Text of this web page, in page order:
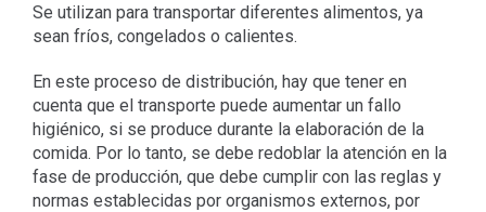
Se utilizan para transportar diferentes alimentos, ya
sean fríos, congelados o calientes.
En este proceso de distribución, hay que tener en
cuenta que el transporte puede aumentar un fallo
higiénico, si se produce durante la elaboración de la
comida. Por lo tanto, se debe redoblar la atención en la
fase de producción, que debe cumplir con las reglas y
normas establecidas por organismos externos, por